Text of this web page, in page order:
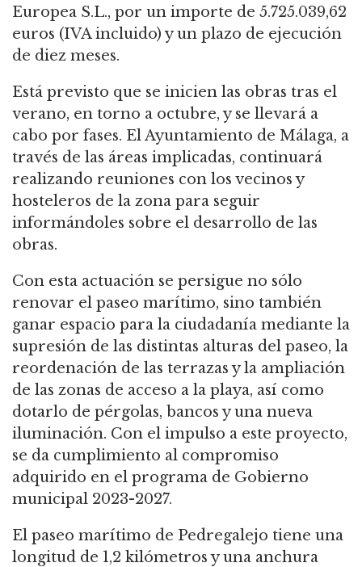
Europea S.L., por un importe de 5.725.039,62
euros (IVA incluido) y un plazo de ejecución
de diez meses.
Está previsto que se inicien las obras tras el
verano, en torno a octubre, y se llevará a
cabo por fases. El Ayuntamiento de Málaga, a
través de las áreas implicadas, continuará
realizando reuniones con los vecinos y
hosteleros de la zona para seguir
informándoles sobre el desarrollo de las
obras.
Con esta actuación se persigue no sólo
renovar el paseo marítimo, sino también
ganar espacio para la ciudadanía mediante la
supresión de las distintas alturas del paseo, la
reordenación de las terrazas y la ampliación
de las zonas de acceso a la playa, así como
dotarlo de pérgolas, bancos y una nueva
iluminación. Con el impulso a este proyecto,
se da cumplimiento al compromiso
adquirido en el programa de Gobierno
municipal 2023-2027.
El paseo marítimo de Pedregalejo tiene una
longitud de 1,2 kilómetros y una anchura